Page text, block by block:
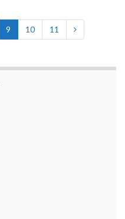
9 10 11